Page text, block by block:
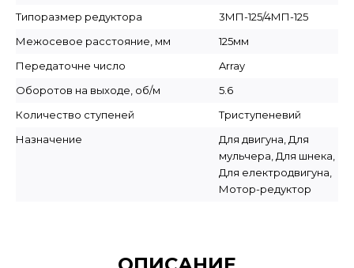
Типоразмер редуктора
3МП-125/4МП-125
Межосевое расстояние, мм
125мм
Передаточне число
Array
Оборотов на выходе, об/м
5.6
Количество ступеней
Триступеневий
Назначение
Для двигуна, Для
мульчера, Для шнека,
Для електродвигуна,
Мотор-редуктор